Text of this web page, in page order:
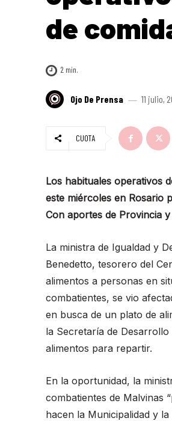
de
2 min.
Ojo De Prensa 11 julio,
CUOTA
Los habituales operativos
este miércoles en Rosario
Con aportes de Provincia
La ministra de Igualdad y
Benedetto, tesorero del
alimentos a personas en
combatientes, se vio
en busca de un plato de
la Secretaría de Desarrollo
alimentos para repartir.
En la oportunidad, la
combatientes de Malvinas
hacen la Municipalidad y